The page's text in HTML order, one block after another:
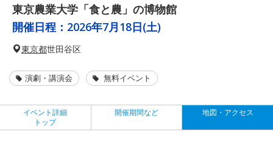
東京農業大学「食と農」の博物館
開催日程： 2026年7月18日(土)
東京都世田谷区
演劇・講演会 無料イベント
イベント詳細
トップ
開催期間など 地図・アクセス